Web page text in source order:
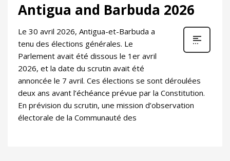
Antigua and Barbuda 2026
Le 30 avril 2026, Antigua-et-Barbuda a
tenu des élections générales. Le
Parlement avait été dissous le 1er avril
2026, et la date du scrutin avait été
annoncée le 7 avril. Ces élections se sont déroulées
deux ans avant l’échéance prévue par la Constitution.
En prévision du scrutin, une mission d’observation
électorale de la Communauté des